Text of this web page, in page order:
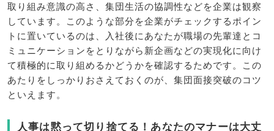
取り組み意識の高さ、集団生活の協調性などを企業は観察
しています。このような部分を企業がチェックするポイン
トに置いているのは、入社後にあなたが職場の先輩達とコ
ミュニケーションをとりながら新企画などの実現化に向け
て積極的に取り組めるかどうかを確認するためです。この
あたりをしっかりおさえておくのが、集団面接突破のコツ
といえます。
人事は黙って切り捨てる！あなたのマナーは大丈